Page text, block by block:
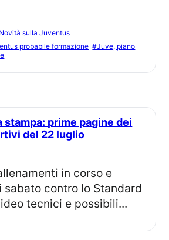
Novità sulla Juventus
probabile formazione #Juve, piano
del 22 luglio
sabato contro lo Standard
tecnici e possibili...